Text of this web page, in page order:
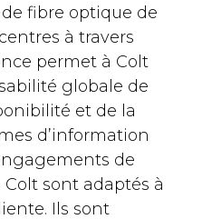
fibre optique de
à travers
permet à Colt
globale de
et de la
d’information
de
sont adaptés à
Ils sont